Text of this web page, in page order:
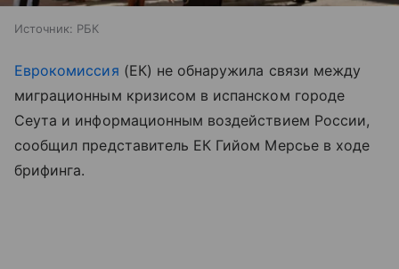
Источник: РБК
Еврокомиссия (ЕК) не обнаружила связи между
миграционным кризисом в испанском городе
Сеута и информационным воздействием России,
сообщил представитель ЕК Гийом Мерсье в ходе
брифинга.